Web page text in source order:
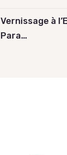
Vernissage à
Para…